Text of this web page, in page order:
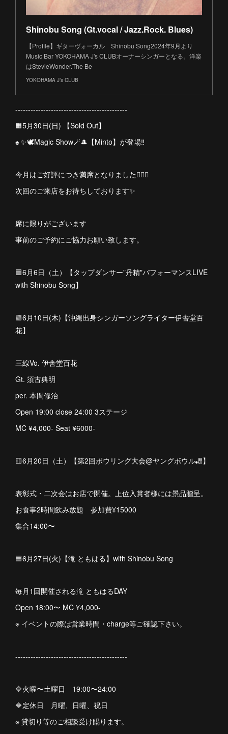
Shinobu Song (Gt.vocal / Jazz.Rock. Blues)
【Profile】ギターヴォーカル Shinobu Song2024年9月より
Music Bar YOKOHAMA J's CLUBオーナーシンガーとなる。洋楽
はStevieWonder.The Be
YOKOHAMA J’s CLUB
--------------------------------------------
🟧5月30日(日) 【Sold Out】
♠️ ✨🕊️Magic Show🪄🎩【Minto】が登場‼︎
今月はご好評につき満席となりました🙇🏻‍♀️
次回のご来店をお待ちしております✨
席に限りがございます
事前のご予約にご協力お願い致します。
🟦6月6日（土）【タップダンサー"丹精"パフォーマンスLIVE
with Shinobu Song】
🟩6月10日(木)【沖縄出身シンガーソングライター伊舎堂百
花】
三線Vo. 伊舎堂百花
Gt. 須古典明
per. 本間修治
Open 19:00 close 24:00 3ステージ
MC ¥4,000- Seat ¥6000-
🟨6月20日（土）【第2回ボウリング大会@ヤングボウル🎳】
表彰式・二次会はお店で開催。上位入賞者様には景品贈呈。
お食事2時間飲み放題 参加費¥15000
集合14:00〜
🟦6月27日(火)【滝 ともはる】with Shinobu Song
毎月1回開催される滝 ともはるDAY
Open 18:00〜 MC ¥4,000-
※ イベントの際は営業時間・charge等ご確認下さい。
--------------------------------------------
🔷火曜〜土曜日 19:00〜24:00
🔶定休日 月曜、日曜、祝日
※ 貸切り等のご相談受け賜ります。